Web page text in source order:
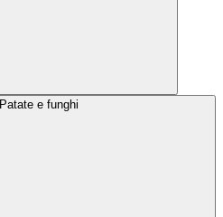
Patate e funghi